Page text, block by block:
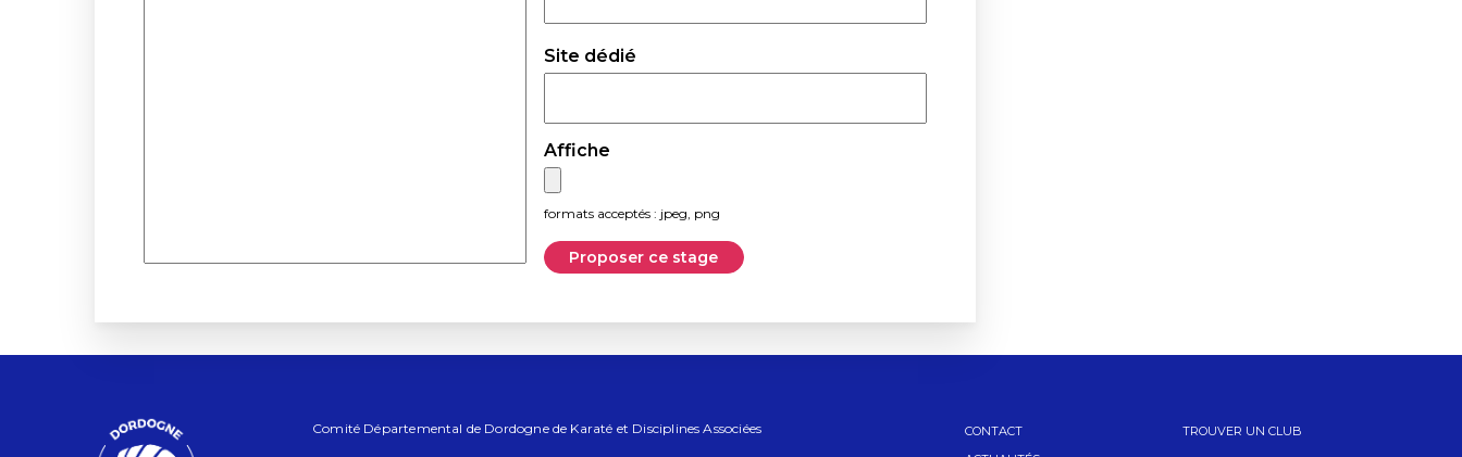
Site dédié
Affiche
formats acceptés : jpeg, png
Proposer ce stage
Comité Départemental de Dordogne de Karaté et Disciplines Associées
CONTACT
TROUVER UN CLUB